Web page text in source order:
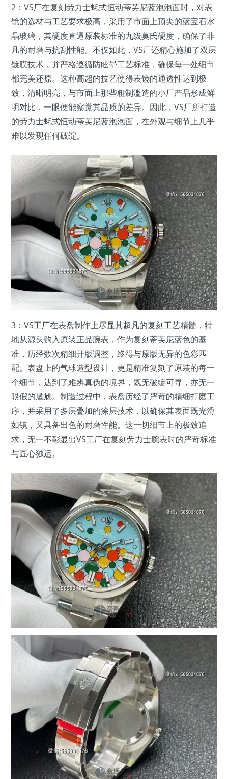
2： VS厂在复刻劳力士蚝式恒动蒂芙尼蓝泡泡面时，对表
镜的选材与工艺要求极高，采用了市面上顶尖的蓝宝石水
晶玻璃，其硬度直逼原装标准的九级莫氏硬度，确保了非
凡的耐磨与抗刮性能。不仅如此， VS厂还精心施加了双层
镀膜技术，并严格遵循防眩晕工艺标准，确保每一处细节
都完美还原。这种高超的技艺使得表镜的通透性达到极
致，清晰明亮，与市面上那些粗制滥造的小厂产品形成鲜
明对比，一眼便能察觉其品质的差异。因此，VS厂所打造
的劳力士蚝式恒动蒂芙尼蓝泡泡面，在外观与细节上几乎
难以发现任何破绽。
3：VS工厂在表盘制作上尽显其超凡的复刻工艺精髓，特
地从源头购入原装正品腕表，作为复刻蒂芙尼蓝色的基
准，历经数次精细开版调整，终得与原版无异的色彩匹
配。表盘上的气球造型设计，更是精准复刻了原装的每一
个细节，达到了难辨真伪的境界，既无破绽可寻，亦无一
眼假的尴尬。制造过程中，表盘历经了严苛的精细打磨工
序，并采用了多层叠加的涂层技术，以确保其表面既光滑
如镜，又具备出色的耐磨性能。这一切细节上的极致追
求，无一不彰显出VS工厂在复刻劳力士腕表时的严苛标准
与匠心独运。